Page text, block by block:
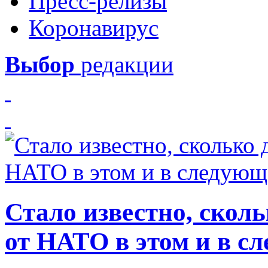
Коронавирус
Выбор редакции
Стало известно,
от НАТО в этом и в